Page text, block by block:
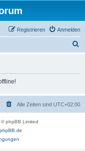
Anmelden
Registrieren
Alle Zeiten sind UTC+02:00
phpBB Limited
phpBB.de